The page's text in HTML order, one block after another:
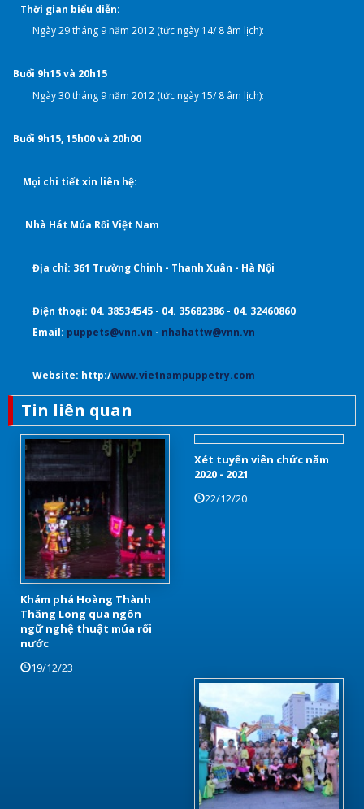
Thời gian biểu diễn:
Ngày 29 tháng 9 năm 2012 (tức ngày 14/ 8 âm lịch):
Buổi 9h15 và 20h15
Ngày 30 tháng 9 năm 2012 (tức ngày 15/ 8 âm lịch):
Buổi 9h15, 15h00 và 20h00
Mọi chi tiết xin liên hệ:
Nhà Hát Múa Rối Việt Nam
Địa chỉ: 361 Trường Chinh - Thanh Xuân - Hà Nội
Điện thoại: 04. 38534545 - 04. 35682386 - 04. 32460860
Email: puppets@vnn.vn - nhahattw@vnn.vn
Website: http:/www.vietnampuppetry.com
Tin liên quan
Khám phá Hoàng Thành
Thăng Long qua ngôn
ngữ nghệ thuật múa rối
nước
19/12/23
Xét tuyển viên chức năm
2020 - 2021
22/12/20